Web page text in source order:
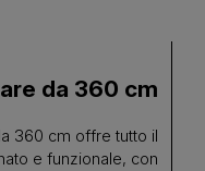
da 360 cm
360 cm offre tutto il
e funzionale, con